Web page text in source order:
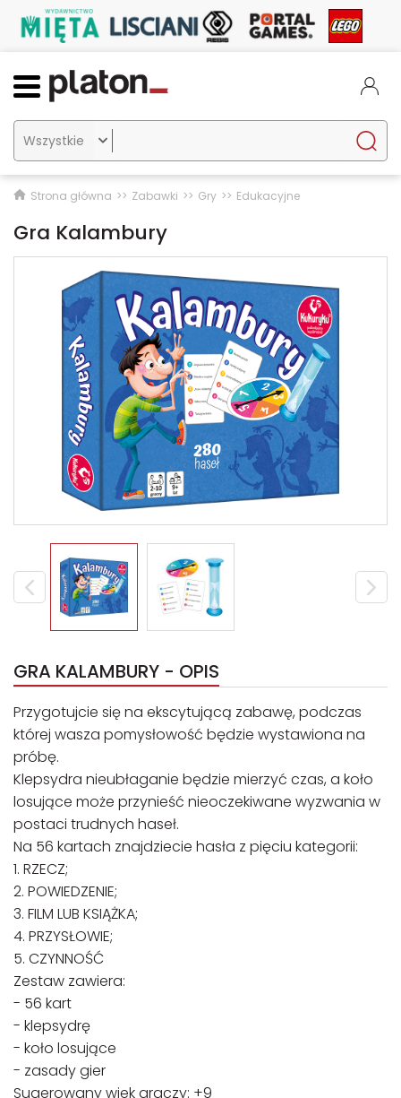

Strona główna Zabawki Gry Edukacyjne
Gra Kalambury
GRA KALAMBURY - OPIS
Przygotujcie się na ekscytującą zabawę, podczas
której wasza pomysłowość będzie wystawiona na
próbę.
Klepsydra nieubłaganie będzie mierzyć czas, a koło
losujące może przynieść nieoczekiwane wyzwania w
postaci trudnych haseł.
Na 56 kartach znajdziecie hasła z pięciu kategorii:
1. RZECZ;
2. POWIEDZENIE;
3. FILM LUB KSIĄŻKA;
4. PRZYSŁOWIE;
5. CZYNNOŚĆ
Zestaw zawiera:
- 56 kart
- klepsydrę
- koło losujące
- zasady gier
Sugerowany wiek graczy: +9